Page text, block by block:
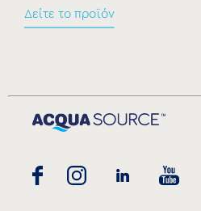
Δείτε το προϊόν